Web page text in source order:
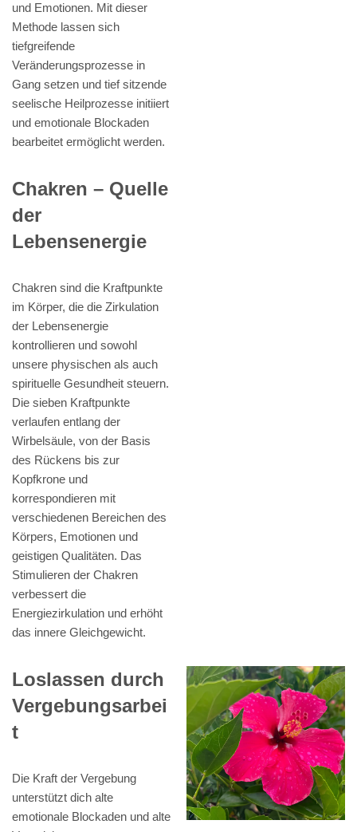
und Emotionen. Mit dieser
Methode lassen sich
tiefgreifende
Veränderungsprozesse in
Gang setzen und tief sitzende
seelische Heilprozesse initiiert
und emotionale Blockaden
bearbeitet ermöglicht werden.
Chakren – Quelle
der
Lebensenergie
Chakren sind die Kraftpunkte
im Körper, die die Zirkulation
der Lebensenergie
kontrollieren und sowohl
unsere physischen als auch
spirituelle Gesundheit steuern.
Die sieben Kraftpunkte
verlaufen entlang der
Wirbelsäule, von der Basis
des Rückens bis zur
Kopfkrone und
korrespondieren mit
verschiedenen Bereichen des
Körpers, Emotionen und
geistigen Qualitäten. Das
Stimulieren der Chakren
verbessert die
Energiezirkulation und erhöht
das innere Gleichgewicht.
Loslassen durch
Vergebungsarbei
t
Die Kraft der Vergebung
unterstützt dich alte
emotionale Blockaden und alte